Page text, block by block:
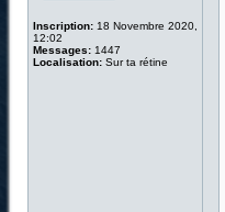
Inscription: 18 Novembre 2020,
12:02
Messages: 1447
Localisation: Sur ta rétine